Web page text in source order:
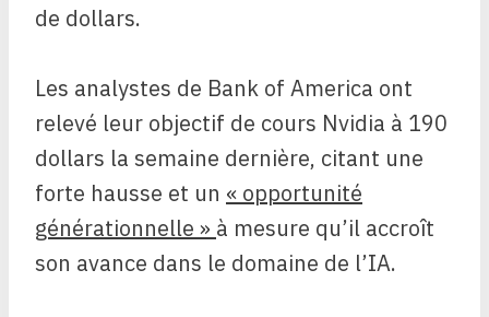
de dollars.
Les analystes de Bank of America ont
relevé leur objectif de cours Nvidia à 190
dollars la semaine dernière, citant une
forte hausse et un « opportunité
générationnelle » à mesure qu’il accroît
son avance dans le domaine de l’IA.